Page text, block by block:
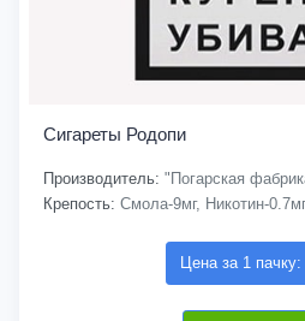
Сигареты Родопи
Производитель: "Погарская
Крепость: Смола-9мг, Никотин-
Цена за 1